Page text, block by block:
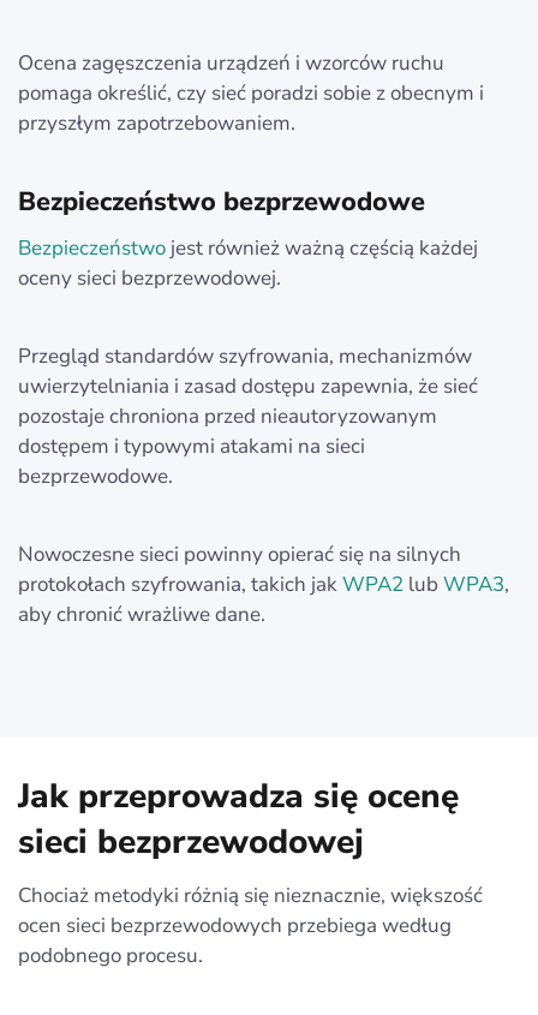
Ocena zagęszczenia urządzeń i wzorców ruchu
pomaga określić, czy sieć poradzi sobie z obecnym i
przyszłym zapotrzebowaniem.
Bezpieczeństwo bezprzewodowe
Bezpieczeństwo jest również ważną częścią każdej
oceny sieci bezprzewodowej.
Przegląd standardów szyfrowania, mechanizmów
uwierzytelniania i zasad dostępu zapewnia, że sieć
pozostaje chroniona przed nieautoryzowanym
dostępem i typowymi atakami na sieci
bezprzewodowe.
Nowoczesne sieci powinny opierać się na silnych
protokołach szyfrowania, takich jakWPA2 lub WPA3,
aby chronić wrażliwe dane.
Jak przeprowadza się ocenę
sieci bezprzewodowej
Chociaż metodyki różnią się nieznacznie, większość
ocen sieci bezprzewodowych przebiega według
podobnego procesu.